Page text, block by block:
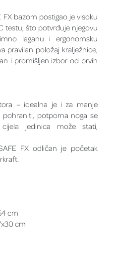
FX bazom postigao je visoku
testu, što potvrđuje njegovu
laganu i ergonomsku
pravilan položaj kralježnice,
i promišljen izbor od prvih
– idealna je i za manje
potporna noga se
jedinica može stati,
FX odličan je početak
cm
cm